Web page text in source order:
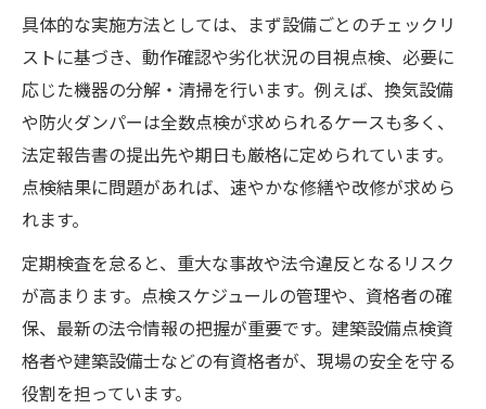
具体的な実施方法としては、まず設備ごとのチェックリ
ストに基づき、動作確認や劣化状況の目視点検、必要に
応じた機器の分解・清掃を行います。例えば、換気設備
や防火ダンパーは全数点検が求められるケースも多く、
法定報告書の提出先や期日も厳格に定められています。
点検結果に問題があれば、速やかな修繕や改修が求めら
れます。
定期検査を怠ると、重大な事故や法令違反となるリスク
が高まります。点検スケジュールの管理や、資格者の確
保、最新の法令情報の把握が重要です。建築設備点検資
格者や建築設備士などの有資格者が、現場の安全を守る
役割を担っています。